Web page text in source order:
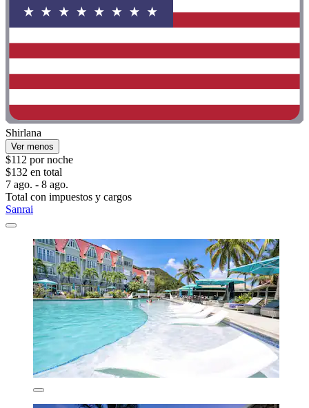
Shirlana
Ver menos
$112 por noche
$132 en total
7 ago. - 8 ago.
Total con impuestos y cargos
Sanrai